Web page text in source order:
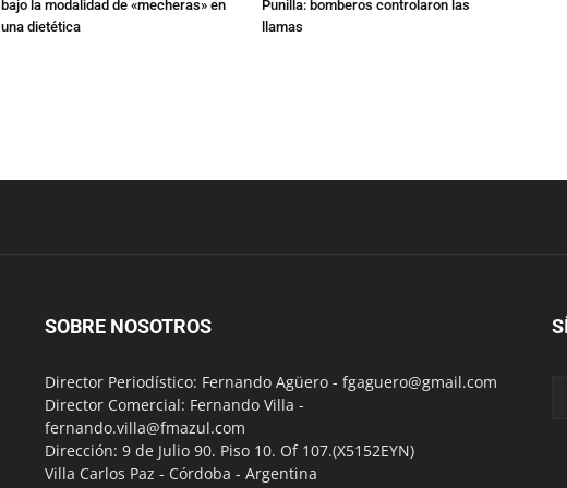
bajo la modalidad de «mecheras» en
una dietética
Punilla: bomberos controlaron las
llamas
SOBRE NOSOTROS
Director Periodístico: Fernando Agüero - fgaguero@gmail.com
Director Comercial: Fernando Villa -
fernando.villa@fmazul.com
Dirección: 9 de Julio 90. Piso 10. Of 107.(X5152EYN)
Villa Carlos Paz - Córdoba - Argentina